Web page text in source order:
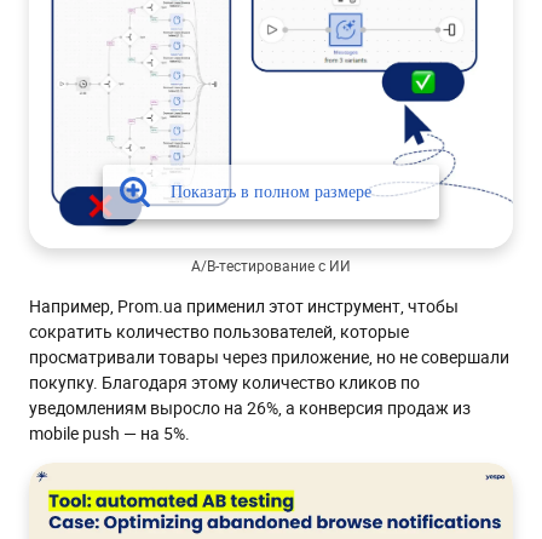
A/B-тестирование с ИИ
Например, Prom.ua применил этот инструмент, чтобы
сократить количество пользователей, которые
просматривали товары через приложение, но не совершали
покупку. Благодаря этому количество кликов по
уведомлениям выросло на 26%, а конверсия продаж из
mobile push — на 5%.